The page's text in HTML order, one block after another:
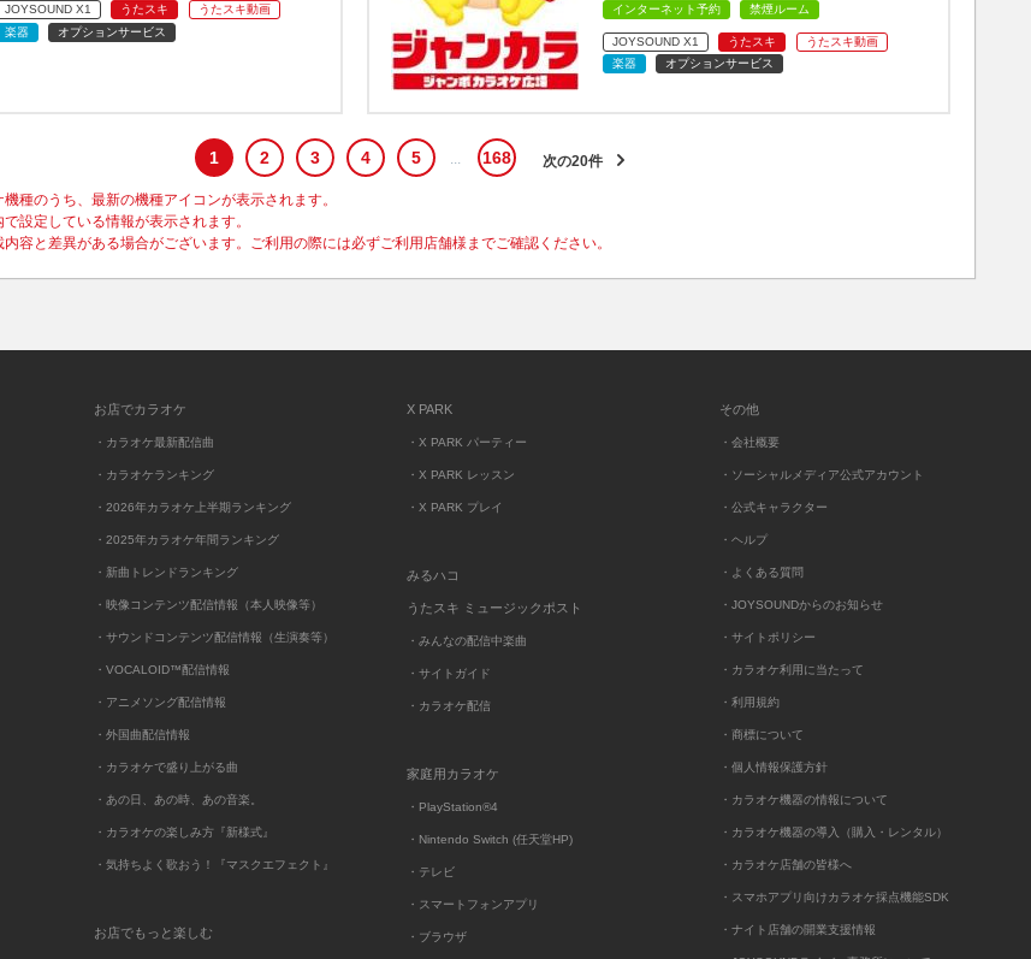
JOYSOUND X1 うたスキ
うたスキ動画
楽器
オプションサービス
インターネット予約 禁煙ルーム
JOYSOUND X1 うたスキ
うたスキ動画
楽器
オプションサービス
1 2 3 4 5 168 次の20件
種のうち、最新の機種アイコンが表示されます。
設定している情報が表示されます。
容と差異がある場合がございます。ご利用の際には必ずご利用店舗様までご確認ください。
お店でカラオケ
・カラオケ最新配信曲
・カラオケランキング
・2026年カラオケ上半期ランキング
・2025年カラオケ年間ランキング
・新曲トレンドランキング
・映像コンテンツ配信情報（本人映像等）
・サウンドコンテンツ配信情報（生演奏等）
・VOCALOID™配信情報
・アニメソング配信情報
・外国曲配信情報
・カラオケで盛り上がる曲
・あの日、あの時、あの音楽。
・カラオケの楽しみ方『新様式』
・気持ちよく歌おう！『マスクエフェクト』
お店でもっと楽しむ
X PARK
・X PARK パーティー
・X PARK レッスン
・X PARK プレイ
みるハコ
うたスキ ミュージックポスト
・みんなの配信中楽曲
・サイトガイド
・カラオケ配信
家庭用カラオケ
・PlayStation®4
・Nintendo Switch (任天堂HP)
・テレビ
・スマートフォンアプリ
・ブラウザ
その他
・会社概要
・ソーシャルメディア公式アカウント
・公式キャラクター
・ヘルプ
・よくある質問
・JOYSOUNDからのお知らせ
・サイトポリシー
・カラオケ利用に当たって
・利用規約
・商標について
・個人情報保護方針
・カラオケ機器の情報について
・カラオケ機器の導入（購入・レンタル）
・カラオケ店舗の皆様へ
・スマホアプリ向けカラオケ採点機能SDK
・ナイト店舗の開業支援情報